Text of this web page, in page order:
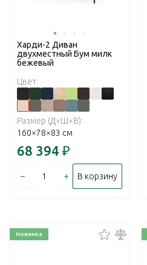
Харди-2 Диван
двухместный Бум милк
бежевый
Цвет:
Размер (Д×Ш×В):
160×78×83 см
68 394 ₽
– + В корзину
Новинка